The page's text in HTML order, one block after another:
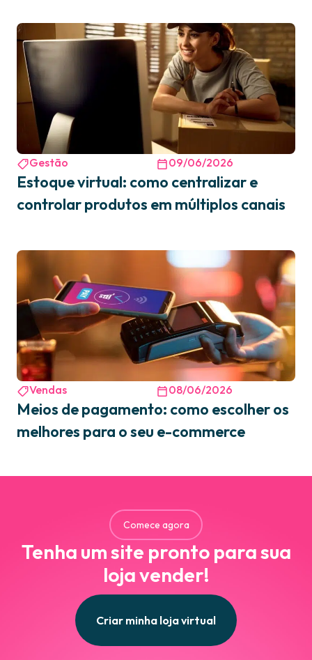
Gestão 09/06/2026
Estoque virtual: como centralizar e
controlar produtos em múltiplos canais
Vendas 08/06/2026
Meios de pagamento: como escolher os
melhores para o seu e-commerce
Comece agora
Tenha um site pronto para sua
loja vender!
Criar minha loja virtual